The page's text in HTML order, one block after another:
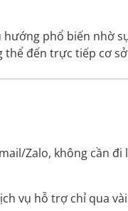
phổ biến nhờ
thể đến trực tiếp cơ
Zalo, không cần đi
vụ hỗ trợ chỉ qua